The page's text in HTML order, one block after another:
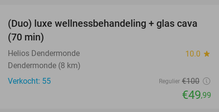
50%
(Duo) luxe wellnessbehandeling + glas cava
(70 min)
Helios Dendermonde 10.0 star
Dendermonde (8 km)
Verkocht: 55
Regulier €100
€49,99